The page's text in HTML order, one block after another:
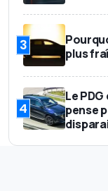
3
plus
4
Le
pense